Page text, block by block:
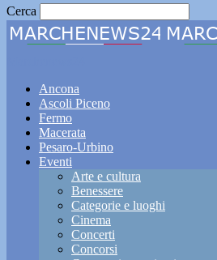
Cerca
Ancona
Ascoli Piceno
Fermo
Macerata
Pesaro-Urbino
Eventi
Arte e cultura
Benessere
Categorie e luoghi
Cinema
Concerti
Concorsi